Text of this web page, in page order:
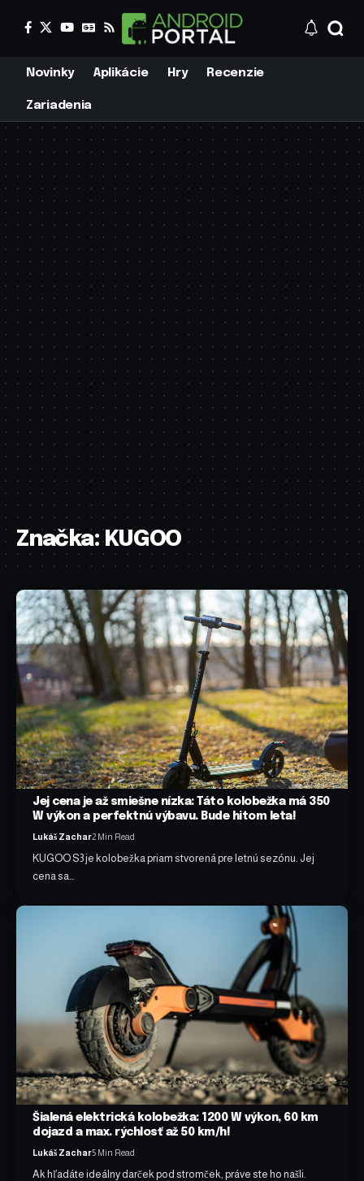
Novinky Aplikácie Hry Recenzie
Zariadenia
Značka:KUGOO
Jej cena je až smiešne nízka: Táto kolobežka má 350
W výkon a perfektnú výbavu. Bude hitom leta!
Lukáš Zachar2 Min Read
KUGOO S3 je kolobežka priam stvorená pre letnú sezónu. Jej
cena sa…
Šialená elektrická kolobežka: 1200 W výkon, 60 km
dojazd a max. rýchlosť až 50 km/h!
Lukáš Zachar5 Min Read
Ak hľadáte ideálny darček pod stromček, práve ste ho našli.